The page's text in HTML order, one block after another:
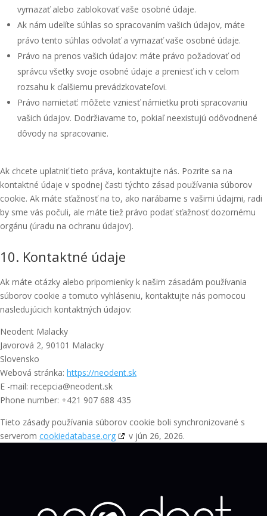
vymazať alebo zablokovať vaše osobné údaje.
Ak nám udelíte súhlas so spracovaním vašich údajov, máte
právo tento súhlas odvolať a vymazať vaše osobné údaje.
Právo na prenos vašich údajov: máte právo požadovať od
správcu všetky svoje osobné údaje a preniesť ich v celom
rozsahu k ďalšiemu prevádzkovateľovi.
Právo namietať: môžete vzniesť námietku proti spracovaniu
vašich údajov. Dodržiavame to, pokiaľ neexistujú odôvodnené
dôvody na spracovanie.
Ak chcete uplatniť tieto práva, kontaktujte nás. Pozrite sa na
kontaktné údaje v spodnej časti týchto zásad používania súborov
cookie. Ak máte sťažnosť na to, ako narábame s vašimi údajmi, radi
by sme vás počuli, ale máte tiež právo podať sťažnosť dozornému
orgánu (úradu na ochranu údajov).
10. Kontaktné údaje
Ak máte otázky alebo pripomienky k našim zásadám používania
súborov cookie a tomuto vyhláseniu, kontaktujte nás pomocou
nasledujúcich kontaktných údajov:
Neodent Malacky
Javorová 2, 90101 Malacky
Slovensko
Webová stránka: https://neodent.sk
E -mail: recepcia@neodent.sk
Phone number: +421 907 688 435
Tieto zásady používania súborov cookie boli synchronizované s
serverom cookiedatabase.org v jún 26, 2026.